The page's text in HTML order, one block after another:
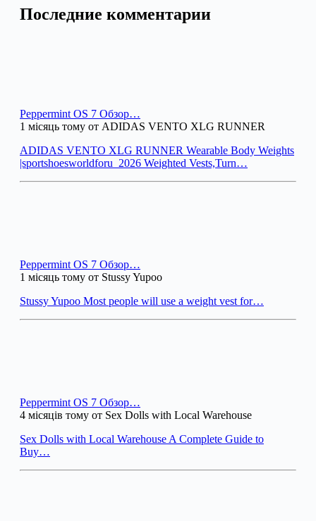
Последние комментарии
Peppermint OS 7 Обзор…
1 місяць тому от ADIDAS VENTO XLG RUNNER
ADIDAS VENTO XLG RUNNER Wearable Body Weights
|sportshoesworldforu_2026 Weighted Vests,Turn…
Peppermint OS 7 Обзор…
1 місяць тому от Stussy Yupoo
Stussy Yupoo Most people will use a weight vest for…
Peppermint OS 7 Обзор…
4 місяців тому от Sex Dolls with Local Warehouse
Sex Dolls with Local Warehouse A Complete Guide to
Buy…